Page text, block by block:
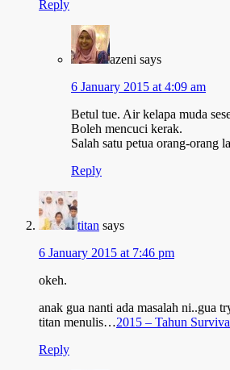
Reply
azeni says
6 January 2015 at 4:09 am
Betul tue. Air kelapa muda
Boleh mencuci kerak.
Salah satu petua orang-orang
Reply
titan says
6 January 2015 at 7:46 pm
okeh.
anak gua nanti ada masalah ni..gua
titan menulis…2015 – Tahun
Reply